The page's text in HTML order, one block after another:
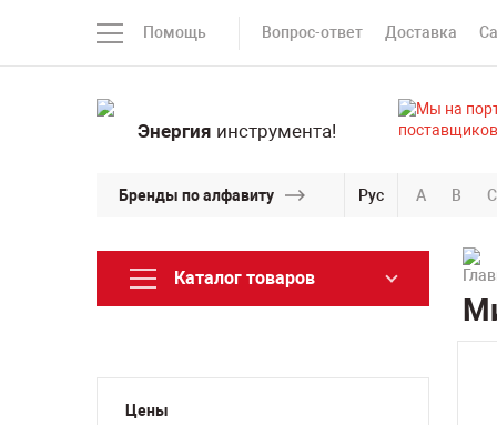
Помощь Вопрос-ответ Доставка
Энергия инструмента!
Бренды по алфавиту Рус A B C
Каталог товаров
Цены